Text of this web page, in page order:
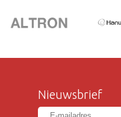
Nieuwsbrief